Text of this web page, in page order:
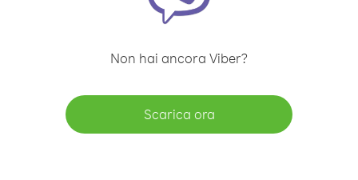
Non hai ancora Viber?
Scarica ora